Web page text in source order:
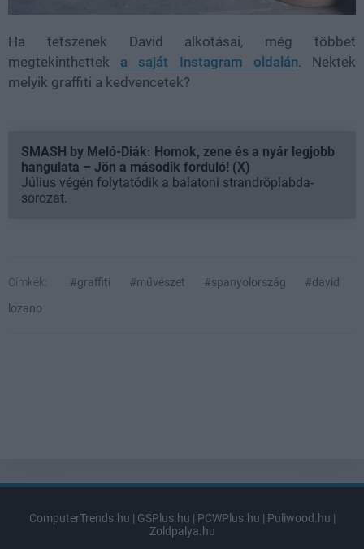
Ha tetszenek David alkotásai, még többet
megtekinthettek a saját Instagram oldalán. Nektek
melyik graffiti a kedvencetek?
SMASH by Meló-Diák: Homok, zene és a nyár legjobb
hangulata – Jön a második forduló! (X)
Július végén folytatódik a balatoni strandröplabda-
sorozat.
Címkék: #graffiti #művészet #spanyolország
#david
lozano
ComputerTrends.hu | GSPlus.hu | PCWPlus.hu | Puliwood.hu |
Zoldpalya.hu